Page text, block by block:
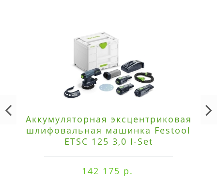
Аккумуляторная эксцентриковая
шлифовальная машинка Festool
ETSC 125 3,0 I-Set
142 175 р.